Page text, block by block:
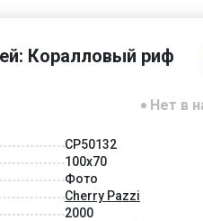
Коралловый риф
Нет в
CP50132
100x70
Фото
Cherry Pazzi
2000